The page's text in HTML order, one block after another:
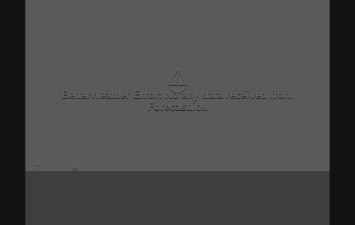
⚠
BetterWeather Error: No any data received from
Forecast.io!.